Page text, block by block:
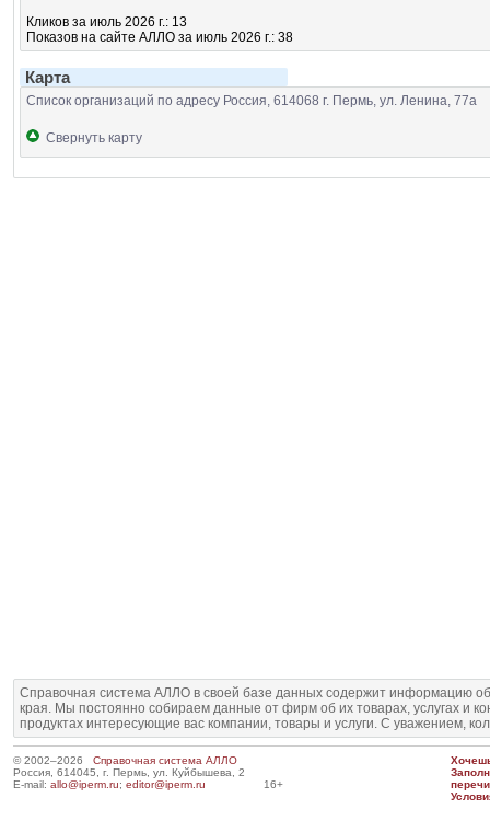
Кликов за июль 2026 г.: 13
Показов на сайте АЛЛО за июль 2026 г.: 38
Карта
Список организаций по адресу Россия, 614068 г. Пермь, ул. Ленина, 77а
Свернуть карту
Справочная система АЛЛО в своей базе данных содержит информацию
края. Мы постоянно собираем данные от фирм об их товарах, услугах и
продуктах интересующие вас компании, товары и услуги. С уважением,
© 2002–2026 Справочная система АЛЛО
Россия, 614045, г. Пермь, ул. Куйбышева, 2
E-mail: allo@iperm.ru; editor@iperm.ru 16+